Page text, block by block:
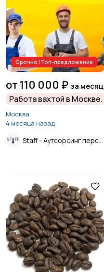
Срочно | Топ-предложение
от 110 000 ₽ за месяц
Работа вахтой в Москве.
Москва
4 месяца назад